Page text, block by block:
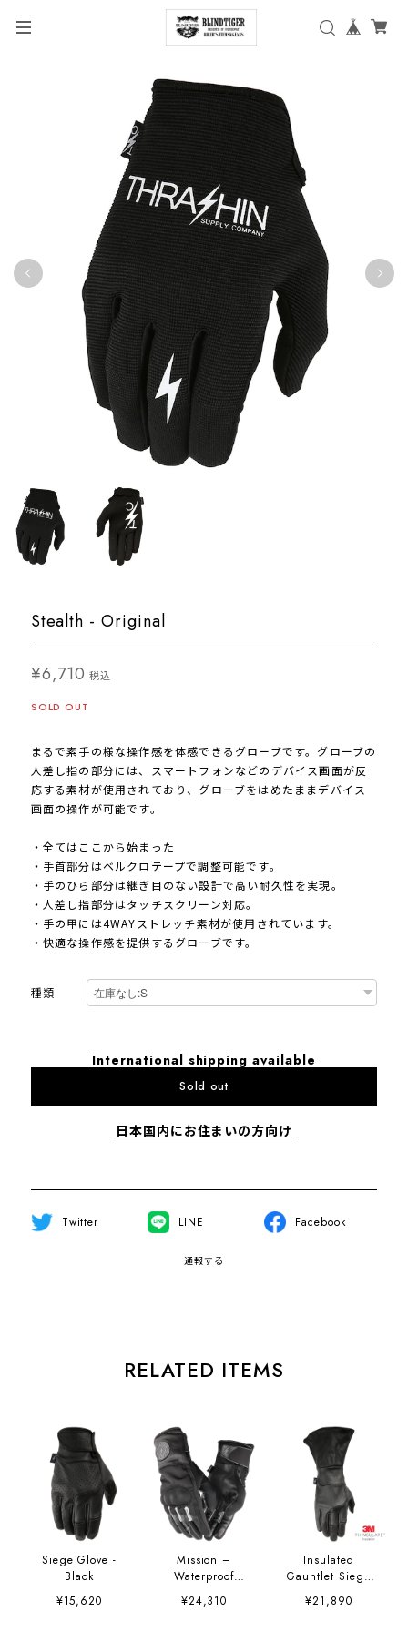
Stealth - Original
¥6,710 税込
SOLD OUT
まるで素手の様な操作感を体感できるグローブです。グローブの
人差し指の部分には、スマートフォンなどのデバイス画面が反
応する素材が使用されており、グローブをはめたままデバイス
画面の操作が可能です。
・全てはここから始まった
・手首部分はベルクロテープで調整可能です。
・手のひら部分は継ぎ目のない設計で高い耐久性を実現。
・人差し指部分はタッチスクリーン対応。
・手の甲には4WAYストレッチ素材が使用されています。
・快適な操作感を提供するグローブです。
種類
International shipping available
Sold out
日本国内にお住まいの方向け
Twitter LINE Facebook
通報する
RELATED ITEMS
Siege Glove -
Black
¥15,620
Mission –
Waterproof
Gloves
¥24,310
Insulated
Gauntlet Siege
Glove - Black
¥21,890